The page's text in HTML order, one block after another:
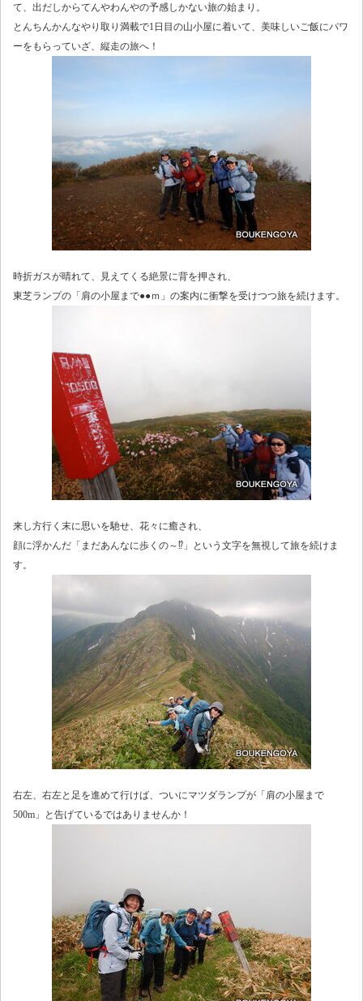
て、出だしからてんやわんやの予感しかない旅の始まり。
とんちんかんなやり取り満載で1日目の山小屋に着いて、美味しいご飯にパワ
ーをもらっていざ、縦走の旅へ！
時折ガスが晴れて、見えてくる絶景に背を押され、
東芝ランプの「肩の小屋まで●●ｍ」の案内に衝撃を受けつつ旅を続けます。
来し方行く末に思いを馳せ、花々に癒され、
顔に浮かんだ「まだあんなに歩くの～⁉」という文字を無視して旅を続けま
す。
右左、右左と足を進めて行けば、ついにマツダランプが「肩の小屋まで
500m」と告げているではありませんか！